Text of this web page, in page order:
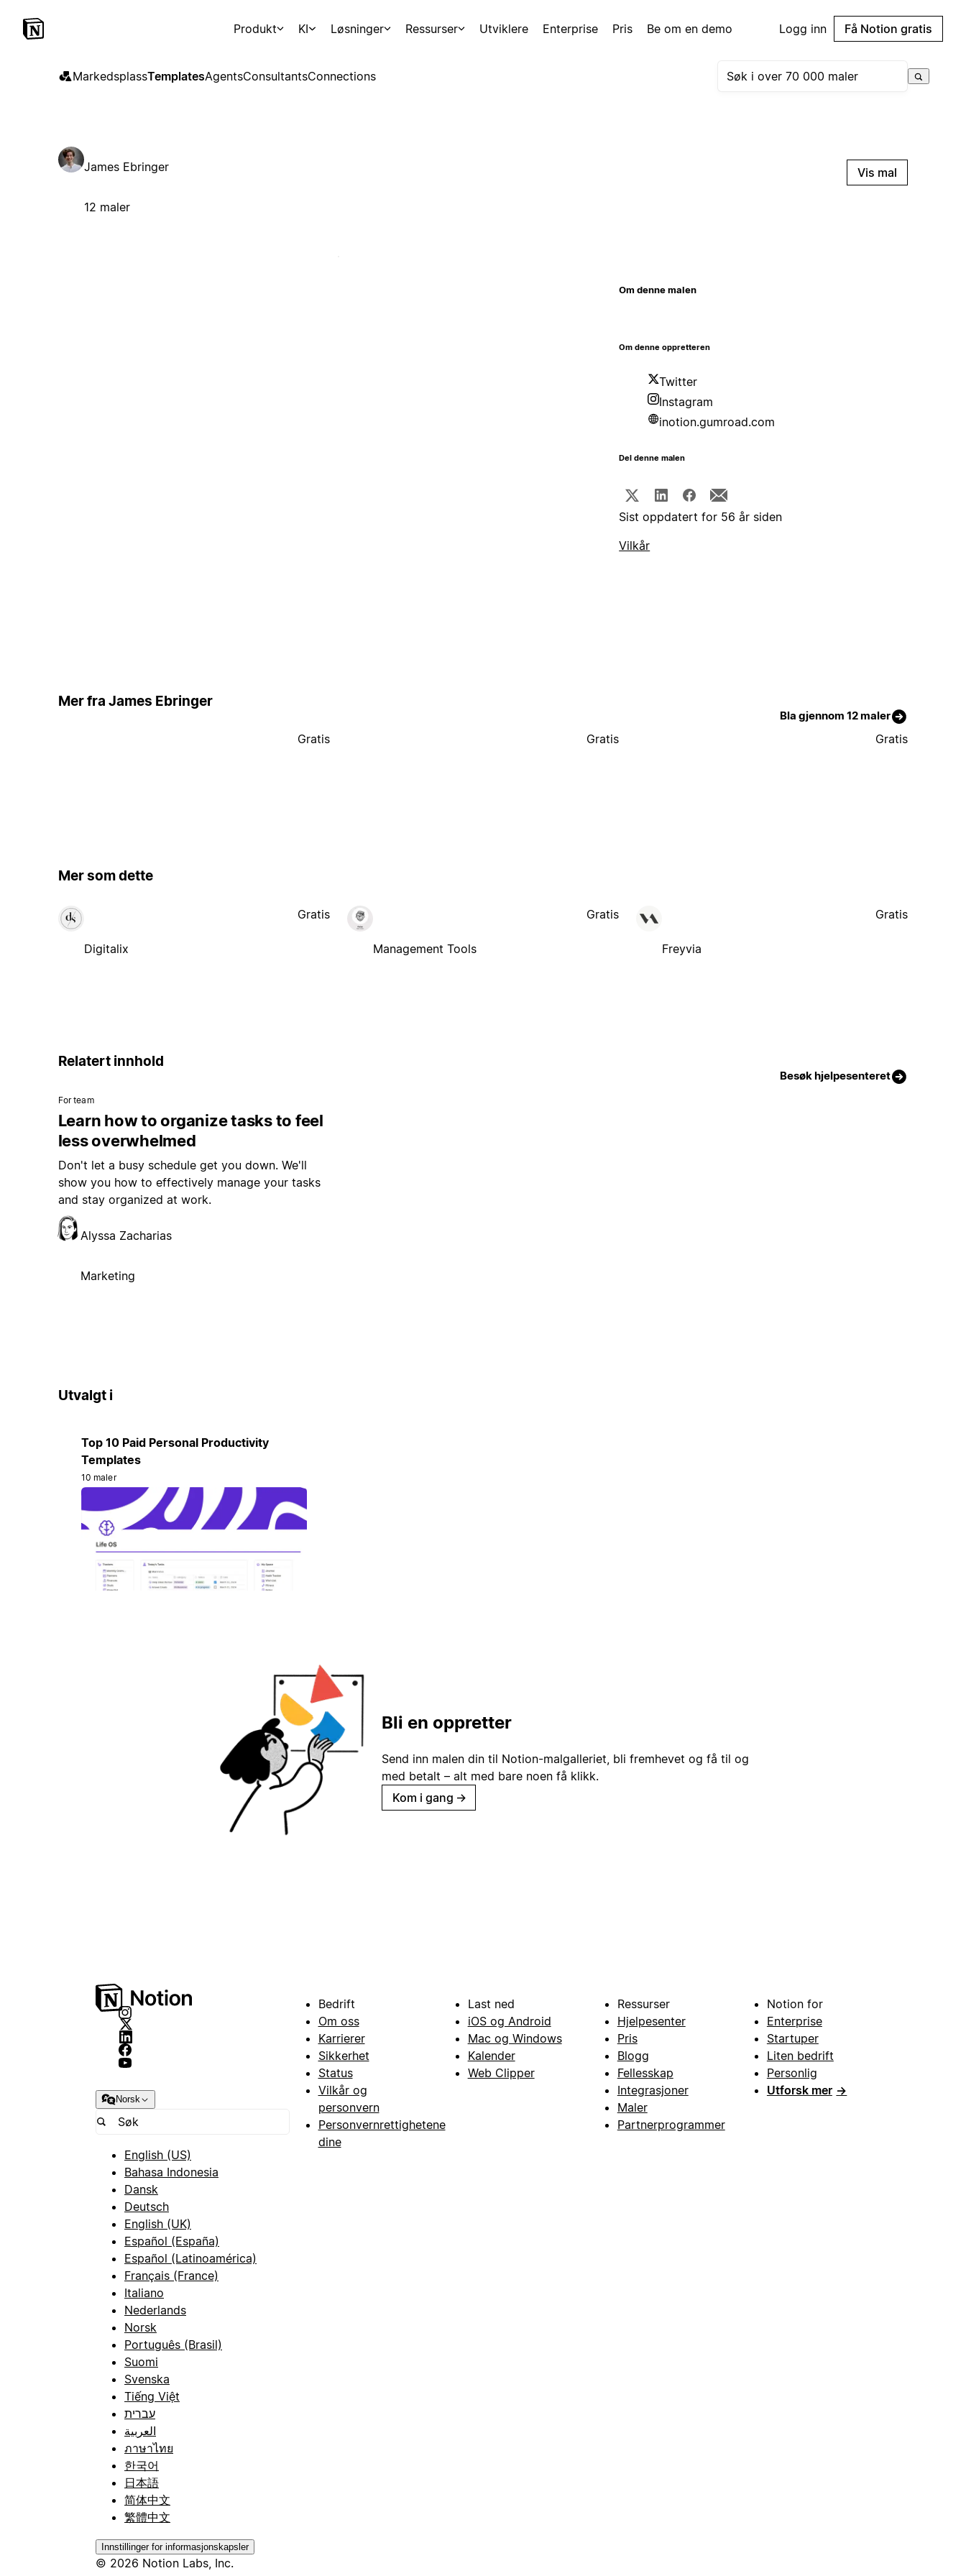
Produkt KI Løsninger Ressurser Utviklere Enterprise Pris Be om en demo Logg inn Få Notion gratis
MarkedsplassTemplatesAgentsConsultantsConnections
James Ebringer
12 maler
Vis mal
Om denne malen
Om denne oppretteren
Twitter
Instagram
inotion.gumroad.com
Del denne malen
Sist oppdatert for 56 år siden
Vilkår
Mer fra James Ebringer
Bla gjennom 12 maler
Gratis Gratis Gratis
Mer som dette
Digitalix
Gratis
Management Tools
Gratis
Freyvia
Gratis
Relatert innhold
Besøk hjelpesenteret
For team
Learn how to organize tasks to feel
less overwhelmed
Don't let a busy schedule get you down. We'll
show you how to effectively manage your tasks
and stay organized at work.
Alyssa Zacharias
Marketing
Utvalgt i
Top 10 Paid Personal Productivity
Templates
10 maler
Bli en oppretter
Send inn malen din til Notion-malgalleriet, bli fremhevet og få til og
med betalt – alt med bare noen få klikk.
Kom i gang →
Norsk
English (US)
Bahasa Indonesia
Dansk
Deutsch
English (UK)
Español (España)
Español (Latinoamérica)
Français (France)
Italiano
Nederlands
Norsk
Português (Brasil)
Suomi
Svenska
Tiếng Việt
עברית
العربية
ภาษาไทย
한국어
日本語
简体中文
繁體中文
Innstillinger for informasjonskapsler
© 2026 Notion Labs, Inc.
Bedrift
Om oss
Karrierer
Sikkerhet
Status
Vilkår og
personvern
Personvernrettighetene
dine
Last ned
iOS og Android
Mac og Windows
Kalender
Web Clipper
Ressurser
Hjelpesenter
Pris
Blogg
Fellesskap
Integrasjoner
Maler
Partnerprogrammer
Notion for
Enterprise
Startuper
Liten bedrift
Personlig
Utforsk mer →